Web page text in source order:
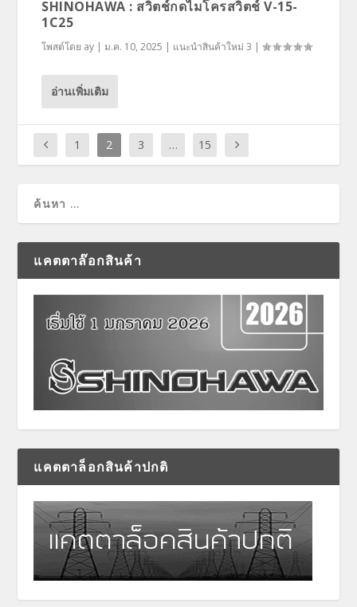
SHINOHAWA : สวิตช์กดไมโครสวิตช์ V-15-
1C25
โพสต์โดย ay |ม.ค. 10, 2025 | แนะนำสินค้าใหม่ 3 |
อ่านเพิ่มเติม
1 2 3 … 15
แคตตาล๊อกสินค้า
แคตตาล็อกสินค้าปกติ